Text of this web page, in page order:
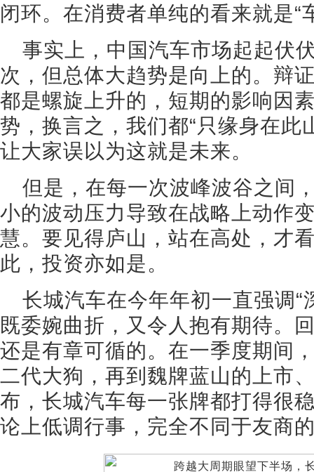
闭环。在消费者单纯的看来就是“
事实上，中国汽车市场起起伏
次，但总体大趋势是向上的。辩
都是螺旋上升的，短期的影响因
势，换言之，我们都“只缘身在此
让大家误以为这就是未来。
但是，在每一次波峰波谷之间
小的波动压力导致在战略上动作
慧。要见得庐山，站在高处，才
此，投资亦如是。
长城汽车在今年年初一直强调“
既委婉曲折，又令人抱有期待。
还是有章可循的。在一季度期间
二代大狗，再到魏牌蓝山的上市
布，长城汽车每一张牌都打得很
论上低调行事，完全不同于友商